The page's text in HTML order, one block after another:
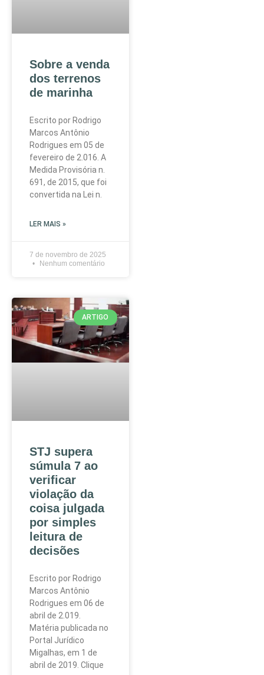
Sobre a venda
dos terrenos
de marinha
Escrito por Rodrigo
Marcos Antônio
Rodrigues em 05 de
fevereiro de 2.016. A
Medida Provisória n.
691, de 2015, que foi
convertida na Lei n.
LER MAIS »
7 de novembro de 2025
Nenhum comentário
ARTIGO
STJ supera
súmula 7 ao
verificar
violação da
coisa julgada
por simples
leitura de
decisões
Escrito por Rodrigo
Marcos Antônio
Rodrigues em 06 de
abril de 2.019.
Matéria publicada no
Portal Jurídico
Migalhas, em 1 de
abril de 2019. Clique